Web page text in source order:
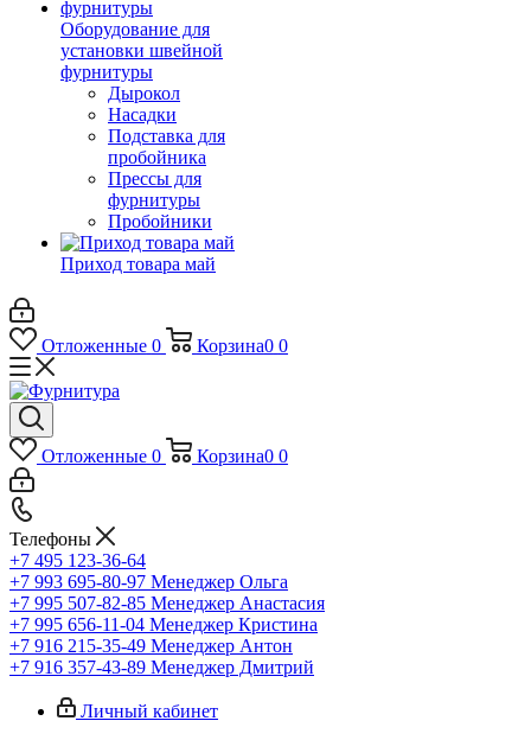
Оборудование для
установки швейной
фурнитуры
Дырокол
Насадки
Подставка для
пробойника
Прессы для
фурнитуры
Пробойники
Приход товара май
Отложенные 0 Корзина0 0
Отложенные 0 Корзина0 0
Телефоны
+7 495 123-36-64
+7 993 695-80-97 Менеджер Ольга
+7 995 507-82-85 Менеджер Анастасия
+7 995 656-11-04 Менеджер Кристина
+7 916 215-35-49 Менеджер Антон
+7 916 357-43-89 Менеджер Дмитрий
Личный кабинет